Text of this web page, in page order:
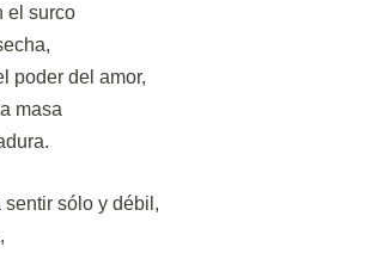
el surco
poder del amor,
masa
sentir sólo y débil,